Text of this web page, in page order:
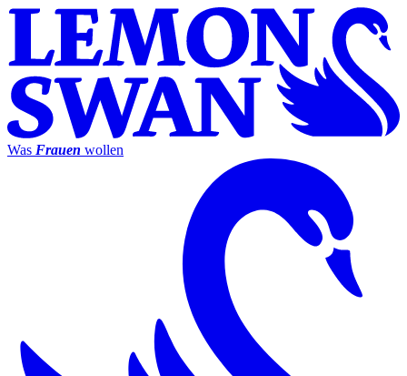
Was Frauen wollen